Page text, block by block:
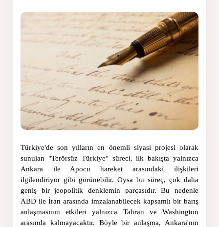
Türkiye'de son yılların en önemli siyasi projesi olarak
sunulan "Terörsüz Türkiye" süreci, ilk bakışta yalnızca
Ankara ile Apocu hareket arasındaki ilişkileri
ilgilendiriyor gibi görünebilir. Oysa bu süreç, çok daha
geniş bir jeopolitik denklemin parçasıdır. Bu nedenle
ABD ile İran arasında imzalanabilecek kapsamlı bir barış
anlaşmasının etkileri yalnızca Tahran ve Washington
arasında kalmayacaktır. Böyle bir anlaşma, Ankara'nın